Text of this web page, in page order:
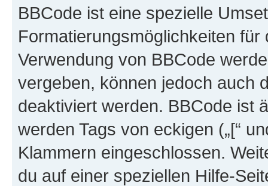
BBCode ist eine spezielle
Formatierungsmöglichkeiten
Verwendung von BBCode
vergeben, können jedoch auch
deaktiviert werden. BBCode ist
werden Tags von eckigen („[“
Klammern eingeschlossen.
du auf einer speziellen Hilfe-